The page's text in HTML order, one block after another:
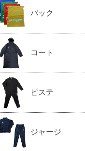
バック
コート
ピステ
ジャージ